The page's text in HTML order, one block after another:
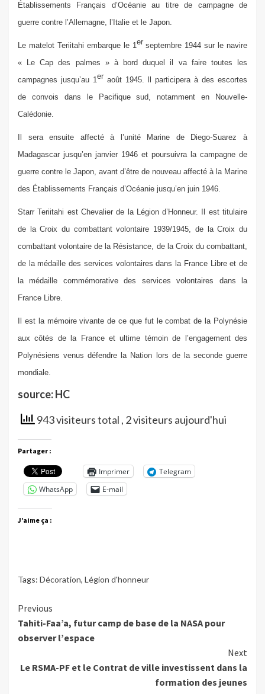
Établissements Français d’Océanie au titre de campagne de
guerre contre l’Allemagne, l’Italie et le Japon.
Le matelot Teriitahi embarque le 1er septembre 1944 sur le navire
« Le Cap des palmes » à bord duquel il va faire toutes les
campagnes jusqu’au 1er août 1945. Il participera à des escortes
de convois dans le Pacifique sud, notamment en Nouvelle-
Calédonie.
Il sera ensuite affecté à l’unité Marine de Diego-Suarez à
Madagascar jusqu’en janvier 1946 et poursuivra la campagne de
guerre contre le Japon, avant d’être de nouveau affecté à la Marine
des Établissements Français d’Océanie jusqu’en juin 1946.
Starr Teriitahi est Chevalier de la Légion d’Honneur. Il est titulaire
de la Croix du combattant volontaire 1939/1945, de la Croix du
combattant volontaire de la Résistance, de la Croix du combattant,
de la médaille des services volontaires dans la France Libre et de
la médaille commémorative des services volontaires dans la
France Libre.
Il est la mémoire vivante de ce que fut le combat de la Polynésie
aux côtés de la France et ultime témoin de l’engagement des
Polynésiens venus défendre la Nation lors de la seconde guerre
mondiale.
source: HC
943 visiteurs total , 2 visiteurs aujourd'hui
Partager :
Imprimer
Telegram
WhatsApp
E-mail
J’aime ça :
Tags: Décoration, Légion d'honneur
Continue
Reading
Previous
Tahiti-Faa’a, futur camp de base de la NASA pour
observer l’espace
Next
Le RSMA-PF et le Contrat de ville investissent dans la
formation des jeunes